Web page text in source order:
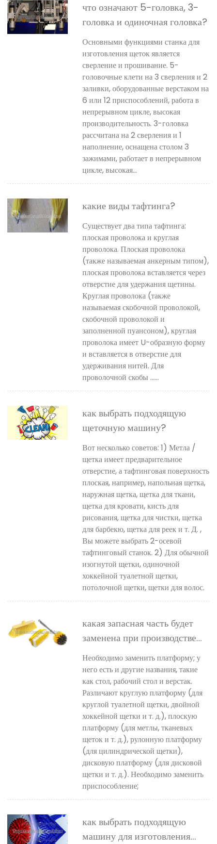
что означают 5-головка, 3-
головка и одиночная головка?
Основными функциями станка для
изготовления щеток является
сверление и прошивание. 5-
головочные клети на 3 сверления и 2
заливки, оборудованные верстаком на
6 или 12 приспособлений, работа в
непрерывном цикле, высокая
производительность. 3-головка
рассчитана на 2 сверления и 1
наполнение, оснащена столом 3
зажимами, работает в непрерывном
цикле, высокая...
какие виды тафтинга?
Существует два типа тафтинга:
плоская проволока и круглая
проволока. Плоская проволока
(также называемая анкерным типом),
плоская проволока вставляется через
отверстие для удержания щетины.
Круглая проволока (также
называемая скобочной проволокой,
скобочной проволокой и
заполненной пуансоном), круглая
проволока имеет U-образную форму
и вставляется в отверстие для
удерживания нитей. Для
проволочной скобы ......
как выбрать подходящую
щеточную машину?
Вот несколько советов: 1) Метла /
щетка имеет предварительное
отверстие, а тафтинговая поверхность
плоская, например, напольная щетка,
наружная щетка, щетка для ткани,
щетка для кровати, кисть для
рисования, щетка для чистки, щетка
для барбекю, щетка для реек и т. Д. ,
Вы можете выбрать 2-осевой
тафтинговый станок. 2) Для обычной
изогнутой щетки, одиночной
хоккейной туалетной щетки,
потолочной щетки, щетки для волос.
какая запасная часть будет
заменена при производстве
разных щеток на одной и той
же машине?
Необходимо заменить платформу; у
него есть и другие названия, такие
как стол, рабочий стол и верстак.
Различают круглую платформу (для
круглой туалетной щетки, двойной
хоккейной щетки и т. д.), плоскую
платформу (для метлы, тканевых
щеток и т. д.), рулонную платформу
(для цилиндрической щетки),
дисковую платформу (для дисковой
щетки и т. д.). Необходимо заменить
приспособление;
как выбрать подходящую
машину для изготовления